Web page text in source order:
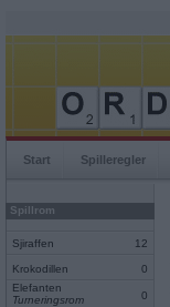
Start Spilleregler
Spillrom
Sjiraffen 12
Krokodillen
0
Elefanten
Turneringsrom
0